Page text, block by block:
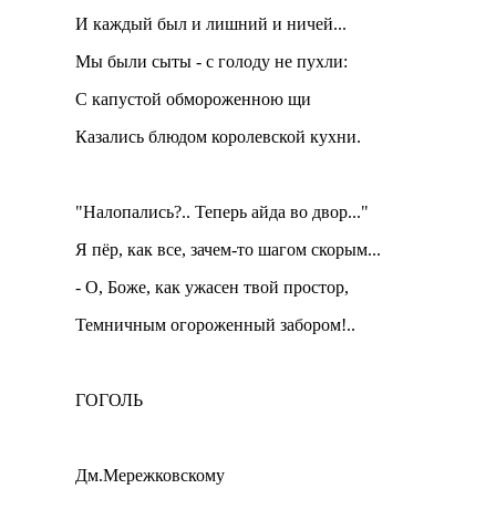
И каждый был и лишний и ничей...
Мы были сыты - с голоду не пухли:
С капустой обмороженною щи
Казались блюдом королевской кухни.
"Налопались?.. Теперь айда во двор..."
Я пёр, как все, зачем-то шагом скорым...
- О, Боже, как ужасен твой простор,
Темничным огороженный забором!..
ГОГОЛЬ
Дм.Мережковскому